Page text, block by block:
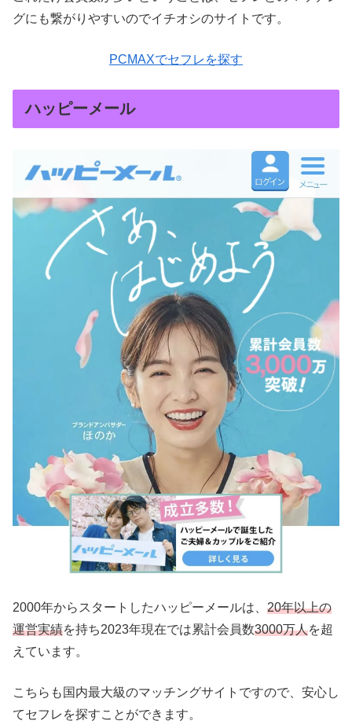
グにも繋がりやすいのでイチオシのサイトです。
PCMAXでセフレを探す
ハッピーメール
2000年からスタートしたハッピーメールは、 20年以上の
運営実績を持ち2023年現在では累計会員数3000万人を超
えています。
こちらも国内最大級のマッチングサイトですので、安心し
てセフレを探すことができます。